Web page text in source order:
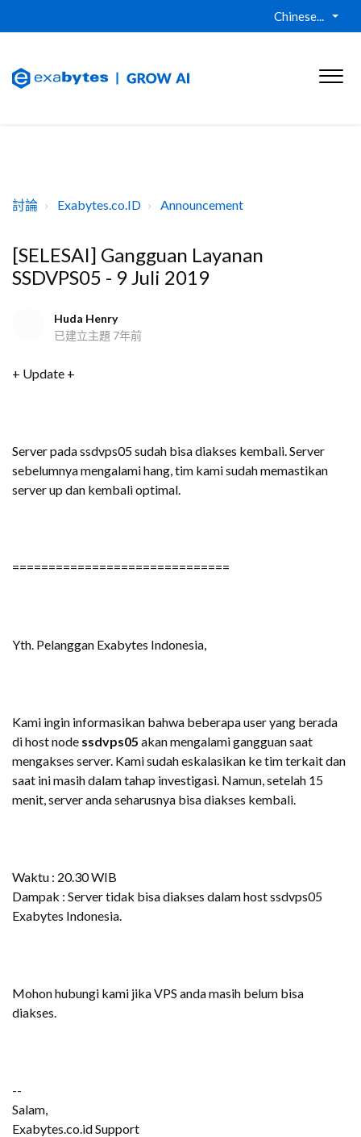
Chinese...
討論 Exabytes.co.ID Announcement
[SELESAI] Gangguan Layanan
SSDVPS05 - 9 Juli 2019
Huda Henry
已建立主題 7年前
+ Update +
Server pada ssdvps05 sudah bisa diakses kembali. Server
sebelumnya mengalami hang, tim kami sudah memastikan
server up dan kembali optimal.
==============================
Yth. Pelanggan Exabytes Indonesia,
Kami ingin informasikan bahwa beberapa user yang berada
di host node ssdvps05 akan mengalami gangguan saat
mengakses server. Kami sudah eskalasikan ke tim terkait dan
saat ini masih dalam tahap investigasi. Namun, setelah 15
menit, server anda seharusnya bisa diakses kembali.
Waktu : 20.30 WIB
Dampak : Server tidak bisa diakses dalam host ssdvps05
Exabytes Indonesia.
Mohon hubungi kami jika VPS anda masih belum bisa
diakses.
--
Salam,
Exabytes.co.id Support